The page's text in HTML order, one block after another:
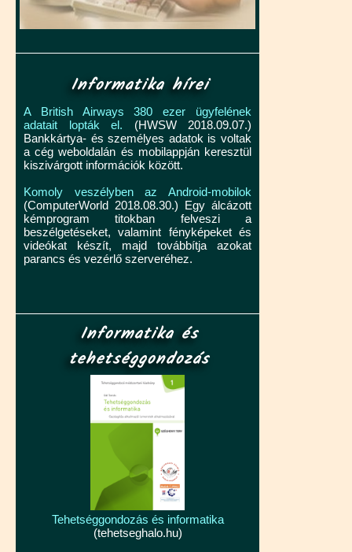
Informatika hírei
A British Airways 380 ezer ügyfelének
adatait lopták el. (HWSW 2018.09.07.)
Bankkártya- és személyes adatok is voltak
a cég weboldalán és mobilappján keresztül
kiszivárgott információk között.
Komoly veszélyben az Android-mobilok
(ComputerWorld 2018.08.30.) Egy álcázott
kémprogram titokban felveszi a
beszélgetéseket, valamint fényképeket és
videókat készít, majd továbbítja azokat
parancs és vezérlő szerveréhez.
Informatika és
tehetséggondozás
Tehetséggondozás és informatika
(tehetseghalo.hu)